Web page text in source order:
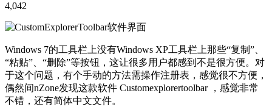
4,042
Windows 7的工具栏上没有Windows XP工具栏上那些“复制”、
“粘贴”、“删除”等按钮，这让很多用户都感到不是很方便。对
于这个问题，有个手动的方法需操作注册表，感觉很不方便，
偶然间nZone发现这款软件 Customexplorertoolbar ，感觉非常
不错，还有简体中文文件。